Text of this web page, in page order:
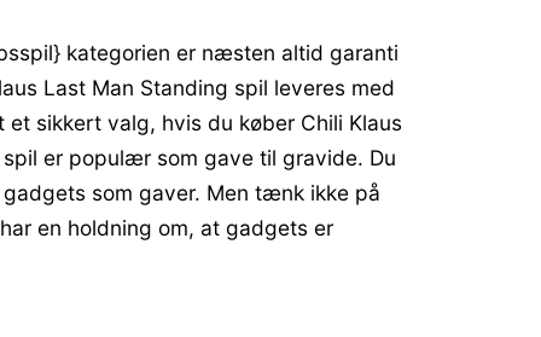
kategorien er næsten altid garanti
Last Man Standing spil leveres med
sikkert valg, hvis du køber Chili Klaus
er populær som gave til gravide. Du
som gaver. Men tænk ikke på
en holdning om, at gadgets er